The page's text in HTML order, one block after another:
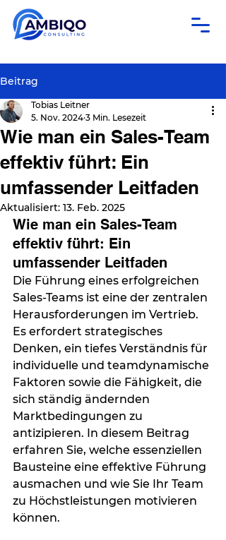
Beitrag
Wie man ein Sales-Team
effektiv führt: Ein
umfassender Leitfaden
Tobias Leitner
5. Nov. 2024 3 Min. Lesezeit
Aktualisiert: 13. Feb. 2025
Wie man ein Sales-Team
effektiv führt: Ein
umfassender Leitfaden
Die Führung eines erfolgreichen
Sales-Teams ist eine der zentralen
Herausforderungen im Vertrieb.
Es erfordert strategisches
Denken, ein tiefes Verständnis für
individuelle und teamdynamische
Faktoren sowie die Fähigkeit, die
sich ständig ändernden
Marktbedingungen zu
antizipieren. In diesem Beitrag
erfahren Sie, welche essenziellen
Bausteine eine effektive Führung
ausmachen und wie Sie Ihr Team
zu Höchstleistungen motivieren
können.